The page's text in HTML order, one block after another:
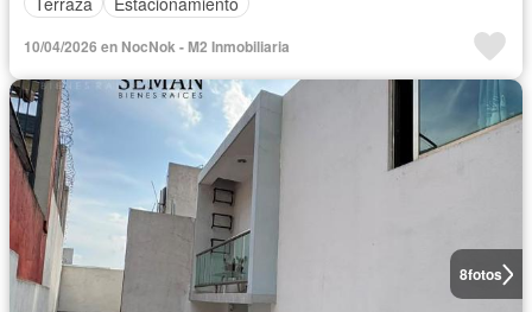
10/04/2026 en NocNok - M2 Inmobiliaria
8fotos